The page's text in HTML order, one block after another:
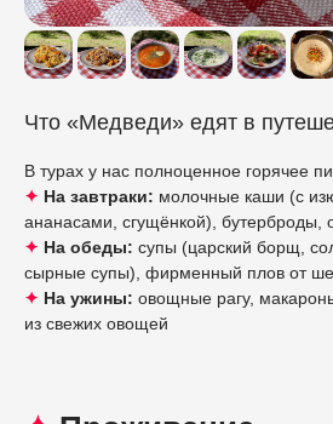
Что «Медведи» едят в
В турах у нас полноценное горячее
✦ На завтраки: молочные каши (с
ананасами, сгущёнкой), бутерброды,
✦ На обеды: cупы (царский борщ,
сырные супы), фирменный плов от
✦ На ужины: овощные рагу,
из свежих овощей